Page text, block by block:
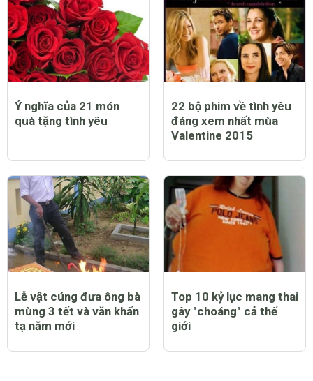
Ý nghĩa của 21 món
quà tặng tình yêu
22 bộ phim về tình yêu
đáng xem nhất mùa
Valentine 2015
Lễ vật cúng đưa ông bà
mùng 3 tết và văn khấn
tạ năm mới
Top 10 kỷ lục mang thai
gây "choáng" cả thế
giới